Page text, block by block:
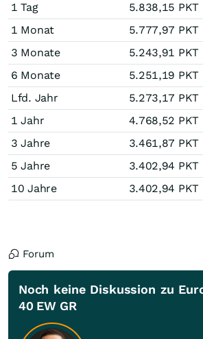
1 Tag 5.838,15 PKT
1 Monat
5.777,97 PKT
3 Monate
5.243,91 PKT
6 Monate
5.251,19 PKT
Lfd. Jahr
5.273,17 PKT
1 Jahr
4.768,52 PKT
3 Jahre
3.461,87 PKT
5 Jahre
3.402,94 PKT
10 Jahre
3.402,94 PKT
Forum
Noch keine Diskussion zu
40 EW GR